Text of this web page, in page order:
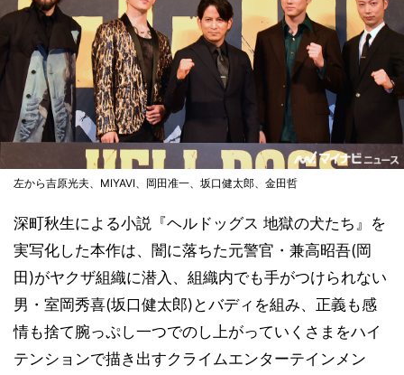
左から吉原光夫、MIYAVI、岡田准一、坂口健太郎、金田哲
深町秋生による小説『ヘルドッグス 地獄の犬たち』を
実写化した本作は、闇に落ちた元警官・兼高昭吾(岡
田)がヤクザ組織に潜入、組織内でも手がつけられない
男・室岡秀喜(坂口健太郎)とバディを組み、正義も感
情も捨て腕っぷし一つでのし上がっていくさまをハイ
テンションで描き出すクライムエンターテインメン